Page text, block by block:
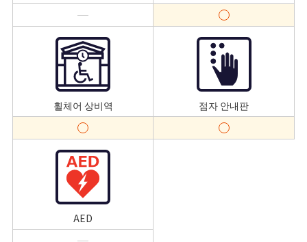
휠체어 상비역 점자 안내판
AED